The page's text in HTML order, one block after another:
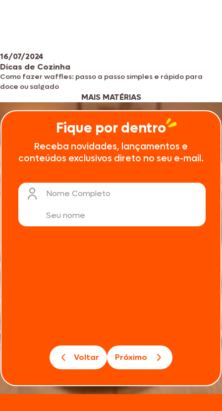
16/07/2024
Dicas de Cozinha
Como fazer waffles: passo a passo simples e rápido para
doce ou salgado
MAIS MATÉRIAS
Fique por dentro
Receba novidades, lançamentos e
conteúdos exclusivos direto no seu e-mail.
Nome Completo
Voltar Próximo